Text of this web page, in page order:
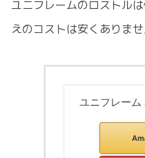
ユニフレームのロストル
えのコストは安くありませ
ユニフレーム